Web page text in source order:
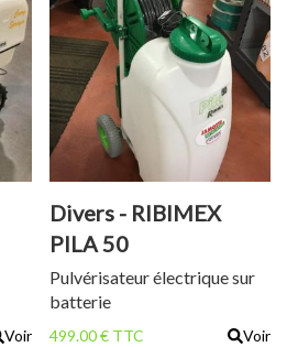
Voir
Divers - RIBIMEX
PILA 50
Pulvérisateur électrique sur
batterie
499.00 € TTC Voir